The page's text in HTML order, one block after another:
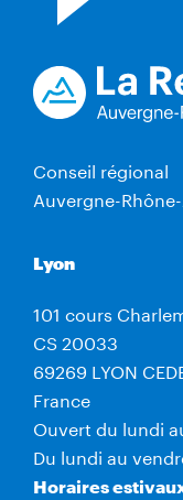
Conseil régional
Auvergne-
Lyon
101 cours
CS 20033
69269 LYON
France
Ouvert du lundi
Du lundi au
Horaires